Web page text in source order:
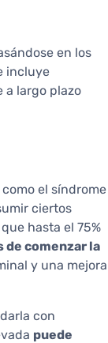
en los
incluye
a largo plazo
el síndrome
ciertos
hasta el 75%
comenzar la
y una mejora
con
puede